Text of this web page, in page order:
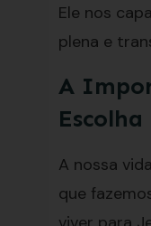
Ele nos
plena e
A
Escolha
A nossa
que